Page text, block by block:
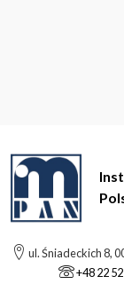
ul. Śniadeckich 8,
+48 22